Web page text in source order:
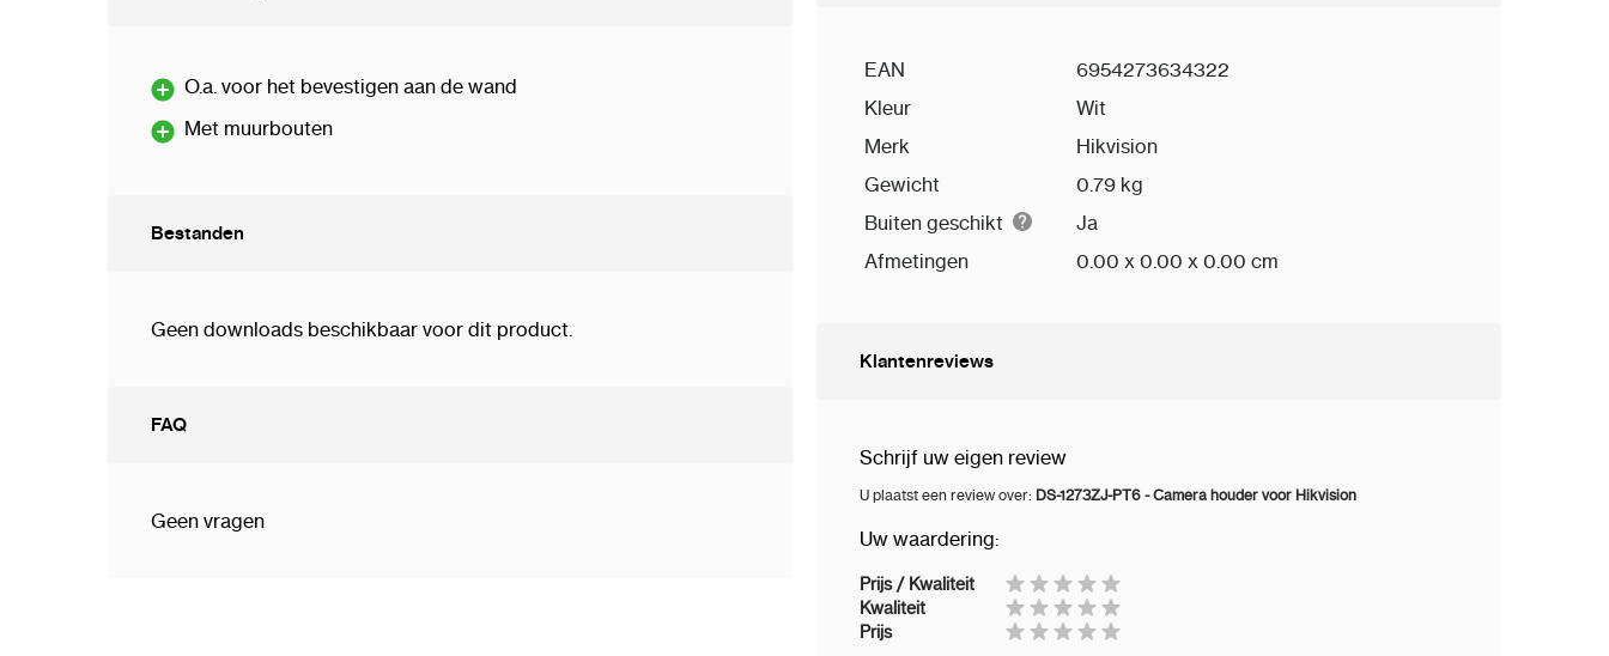
O.a. voor het bevestigen aan de wand
Met muurbouten
Bestanden
Geen downloads beschikbaar voor dit product.
FAQ
Geen vragen
EAN
6954273634322
Kleur
Wit
Merk
Hikvision
Gewicht
0.79 kg
Buiten geschikt
Ja
Afmetingen
0.00 x 0.00 x 0.00 cm
Klantenreviews
Schrijf uw eigen review
U plaatst een review over: DS-1273ZJ-PT6 - Camera houder voor Hikvision
Uw waardering:
Prijs / Kwaliteit
Kwaliteit
Prijs